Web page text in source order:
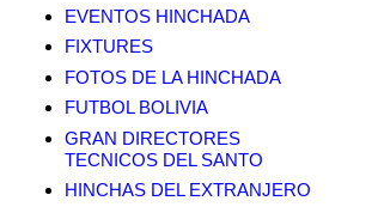
EVENTOS HINCHADA
FIXTURES
FOTOS DE LA HINCHADA
FUTBOL BOLIVIA
GRAN DIRECTORES
TECNICOS DEL SANTO
HINCHAS DEL EXTRANJERO